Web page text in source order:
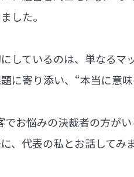
した。
しているのは、単なるマ
に寄り添い、“本当に意
お悩みの決裁者の方がい
、代表の私とお話してみ